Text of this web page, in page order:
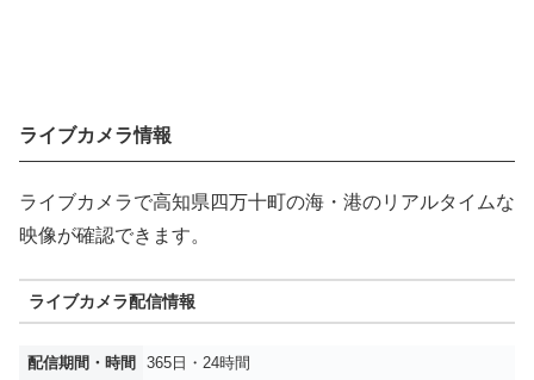
ライブカメラ情報
ライブカメラで高知県四万十町の海・港のリアルタイムな
映像が確認できます。
ライブカメラ配信情報
配信期間・時間
365日・24時間